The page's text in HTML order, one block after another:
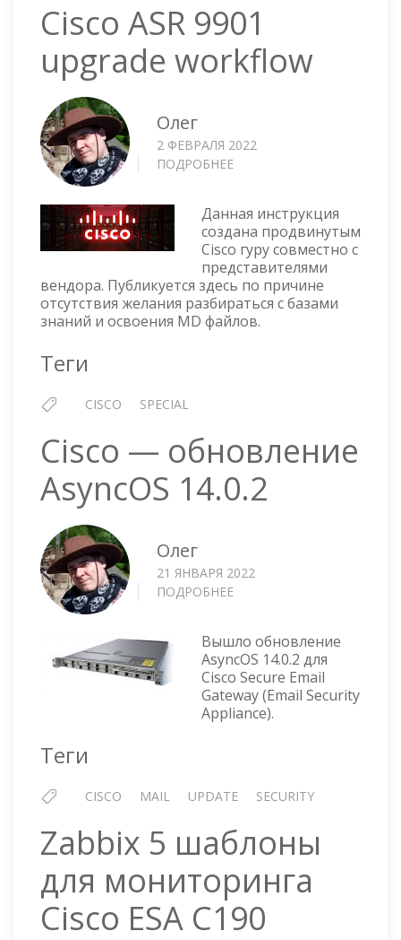
Cisco ASR 9901
upgrade workflow
Олег
2 ФЕВРАЛЯ 2022
ПОДРОБНЕЕ
9901
UPGRADE
WORKFLOW
Данная инструкция
создана продвинутым
Cisco гуру совместно с
представителями
вендора. Публикуется здесь по причине
отсутствия желания разбираться с базами
знаний и освоения MD файлов.
Теги
CISCO SPECIAL
Cisco — обновление
AsyncOS 14.0.2
Олег
21 ЯНВАРЯ 2022
ПОДРОБНЕЕ
ОБНОВЛЕНИЕ
ASYNCOS
14.0.2
Вышло обновление
AsyncOS 14.0.2 для
Cisco Secure Email
Gateway (Email Security
Appliance).
Теги
CISCO MAIL UPDATE SECURITY
Zabbix 5 шаблоны
для мониторинга
Cisco ESA C190